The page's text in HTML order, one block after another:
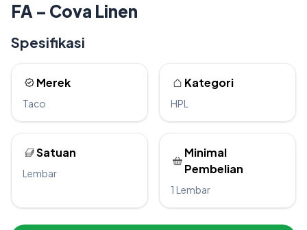
FA – Cova Linen
Spesifikasi
Merek
Taco
Kategori
HPL
Satuan
Lembar
Minimal
Pembelian
1 Lembar